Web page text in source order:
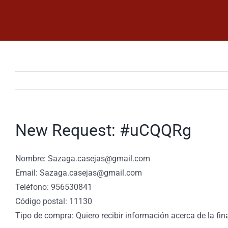
New Request: #uCQQRg
Nombre: Sazaga.casejas@gmail.com
Email: Sazaga.casejas@gmail.com
Teléfono: 956530841
Código postal: 11130
Tipo de compra: Quiero recibir información acerca de la